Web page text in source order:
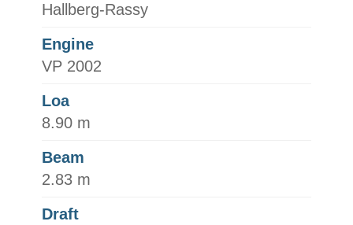
Hallberg-Rassy
Engine
VP 2002
Loa
8.90 m
Beam
2.83 m
Draft